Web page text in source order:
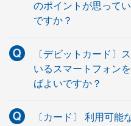
のポイントが思って
ですか？
〔デビットカード〕
いるスマートフォン
ばよいですか？
〔カード〕 利用可能